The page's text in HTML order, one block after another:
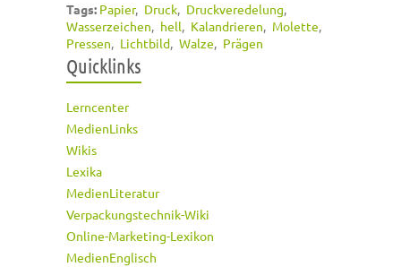
Tags: Papier Druck
Druckveredelung
Wasserzeichen
hell Kalandrieren
Molette
Pressen
Lichtbild Walze Prägen
Quicklinks
Lerncenter
MedienLinks
Wikis
Lexika
MedienLiteratur
Verpackungstechnik-Wiki
Online-Marketing-Lexikon
MedienEnglisch